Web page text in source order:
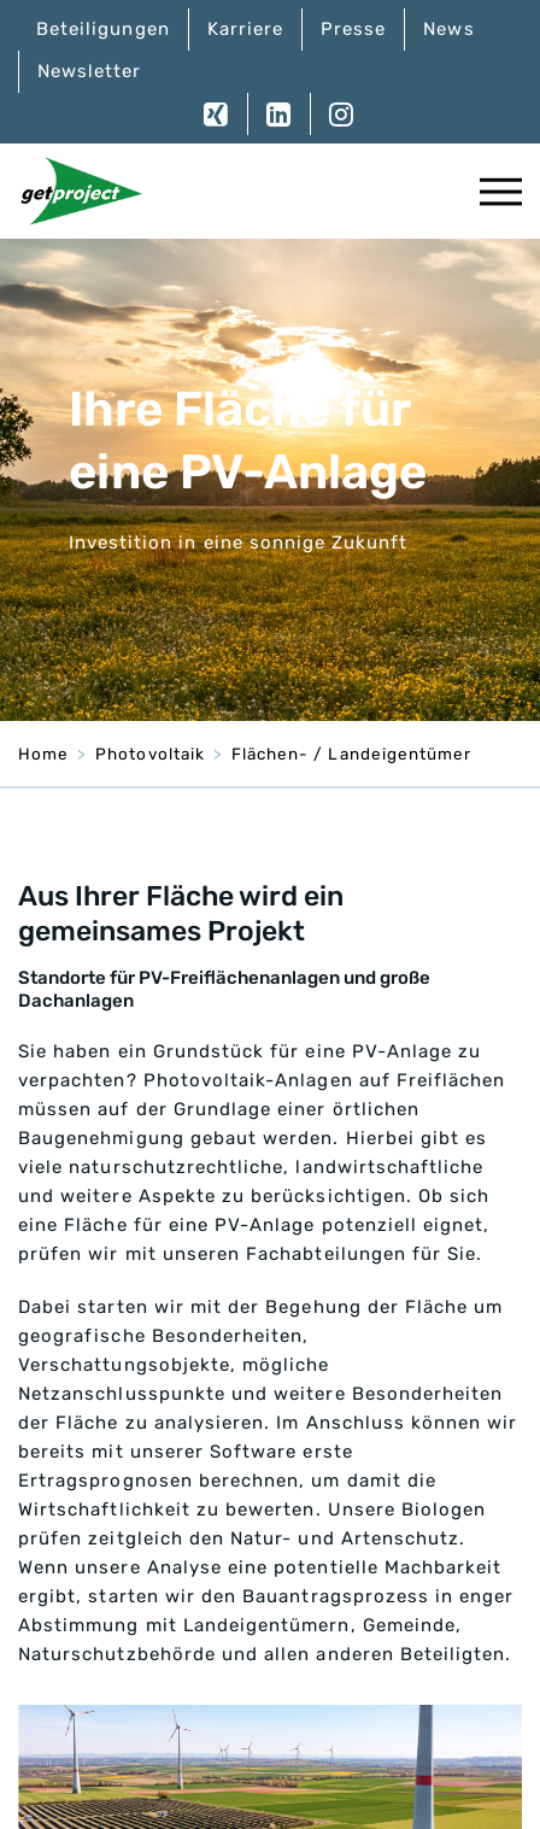
Beteiligungen Karriere Presse
News
Newsletter
Ihre Fläche für
eine PV-Anlage
Investition in eine sonnige Zukunft
Home Photovoltaik Flächen- / Landeigentümer
Aus Ihrer Fläche wird ein
gemeinsames Projekt
Standorte für PV-Freiflächenanlagen und große
Dachanlagen
Sie haben ein Grundstück für eine PV-Anlage zu
verpachten? Photovoltaik-Anlagen auf Freiflächen
müssen auf der Grundlage einer örtlichen
Baugenehmigung gebaut werden. Hierbei gibt es
viele naturschutzrechtliche, landwirtschaftliche
und weitere Aspekte zu berücksichtigen. Ob sich
eine Fläche für eine PV-Anlage potenziell eignet,
prüfen wir mit unseren Fachabteilungen für Sie.
Dabei starten wir mit der Begehung der Fläche um
geografische Besonderheiten,
Verschattungsobjekte, mögliche
Netzanschlusspunkte und weitere Besonderheiten
der Fläche zu analysieren. Im Anschluss können wir
bereits mit unserer Software erste
Ertragsprognosen berechnen, um damit die
Wirtschaftlichkeit zu bewerten. Unsere Biologen
prüfen zeitgleich den Natur- und Artenschutz.
Wenn unsere Analyse eine potentielle Machbarkeit
ergibt, starten wir den Bauantragsprozess in enger
Abstimmung mit Landeigentümern, Gemeinde,
Naturschutzbehörde und allen anderen Beteiligten.